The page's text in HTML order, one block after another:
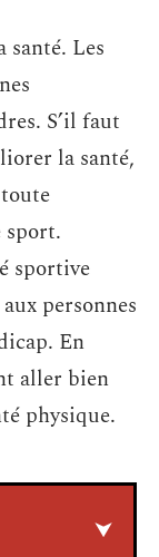
santé. Les
S’il faut
la santé,
sport.
sportive
personnes
En
aller bien
physique.